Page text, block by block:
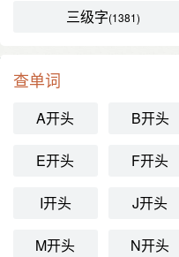
三级字(1381)
查单词
A开头 B开头
E开头 F开头
I开头 J开头
M开头 N开头